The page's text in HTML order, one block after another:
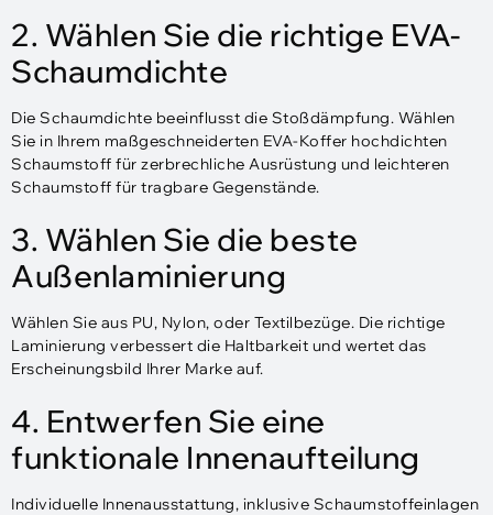
2. Wählen Sie die richtige EVA-
Schaumdichte
Die Schaumdichte beeinflusst die Stoßdämpfung. Wählen
Sie in Ihrem maßgeschneiderten EVA-Koffer hochdichten
Schaumstoff für zerbrechliche Ausrüstung und leichteren
Schaumstoff für tragbare Gegenstände.
3. Wählen Sie die beste
Außenlaminierung
Wählen Sie aus PU, Nylon, oder Textilbezüge. Die richtige
Laminierung verbessert die Haltbarkeit und wertet das
Erscheinungsbild Ihrer Marke auf.
4. Entwerfen Sie eine
funktionale Innenaufteilung
Individuelle Innenausstattung, inklusive Schaumstoffeinlagen